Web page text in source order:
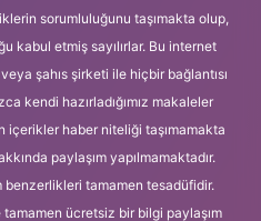
sorumluluğunu taşımakta olup,
kabul etmiş sayılırlar. Bu internet
şahıs şirketi ile hiçbir bağlantısı
kendi hazırladığımız makaleler
içerikler haber niteliği taşımamakta
paylaşım yapılmamaktadır.
tamamen tesadüfidir.
ücretsiz bir bilgi paylaşım